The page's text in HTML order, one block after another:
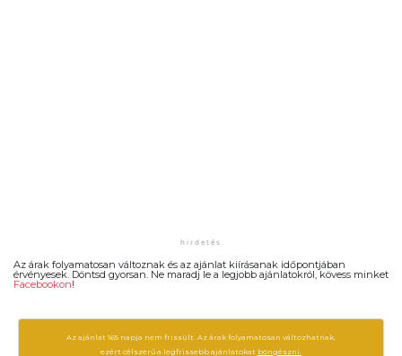
Az árak folyamatosan változnak és az ajánlat kiírásanak időpontjában
érvényesek. Döntsd gyorsan. Ne maradj le a legjobb ajánlatokról, kövess minket
Facebookon!
Az ajánlat 165 napja nem frissült. Az árak folyamatosan változhatnak,
ezért célszerű a legfrissebb ajánlatokat böngészni.